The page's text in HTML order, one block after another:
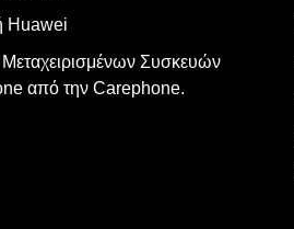
Huawei
Συσκευών
από την Carephone.